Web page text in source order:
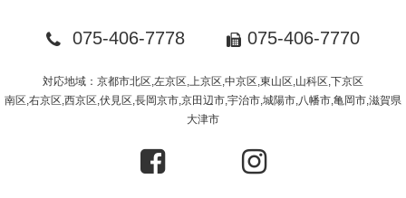
075-406-7778 075-406-7770
対応地域：京都市北区,左京区,上京区,中京区,東山区,山科区,下京区
南区,右京区,西京区,伏見区,長岡京市,京田辺市,宇治市,城陽市,八幡市,亀岡市,滋賀県
大津市